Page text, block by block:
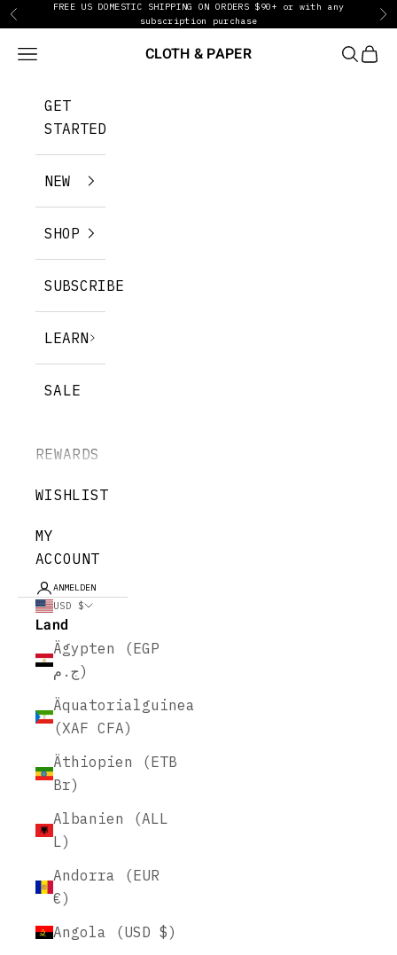
Zum Inhalt springen
Zurück
FREE US DOMESTIC SHIPPING ON ORDERS $90+ or with any
subscription purchase
Vor
CLOTH & PAPER
Menü SUCHEN
GET
STARTED
NEW
SHOP
SUBSCRIBE
LEARN
SALE
REWARDS
WISHLIST
MY
ACCOUNT
ANMELDEN
USD $
Land
Ägypten (EGP
ج.م)
Äquatorialguinea
(XAF CFA)
Äthiopien (ETB
Br)
Albanien (ALL
L)
Andorra (EUR
€)
Angola (USD $)